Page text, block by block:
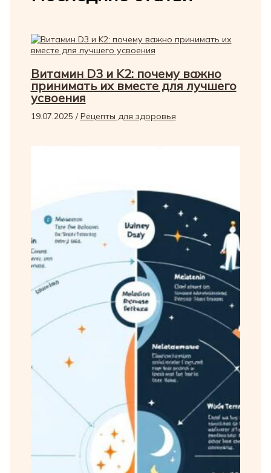
Витамин D3 и K2: почему важно
принимать их вместе для лучшего
усвоения
19.07.2025 /Рецепты для здоровья